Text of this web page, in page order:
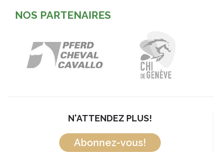
NOS PARTENAIRES
N'ATTENDEZ PLUS!
Abonnez-vous!